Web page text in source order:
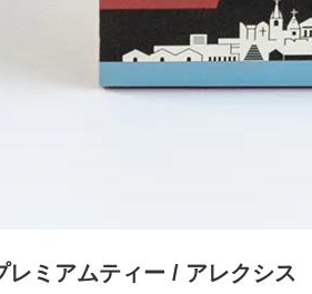
レミアムティー / アレクシス